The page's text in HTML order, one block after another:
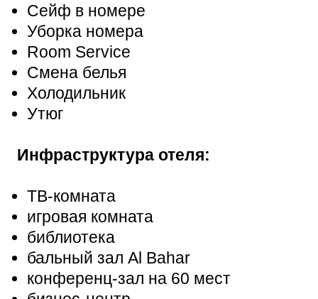
Сейф в номере
Уборка номера
Room Service
Смена белья
Холодильник
Утюг
Инфраструктура отеля:
ТВ-комната
игровая комната
библиотека
бальный зал Al Bahar
конференц-зал на 60 мест